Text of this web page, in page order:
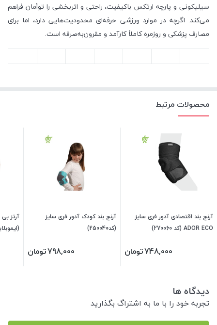
سیلیکونی و پارچه ارتکس باکیفیت، راحتی و اثربخشی را توأمان فراهم
می‌کند. اگرچه در موارد ورزشی حرفه‌ای محدودیت‌هایی دارد، اما برای
مصارف پزشکی و روزمره کاملاً کارآمد و مقرون‌به‌صرفه است.
محصولات مرتبط
آرنج بند اقتصادی آدور فری سایز
ADOR ECO (کد 270060)
748,000تومان
آرنج بند کودک آدور فری سایز
(کد250040)
798,000تومان
آرتز
دیدگاه ها
تجربه خود را با ما به اشتراگ بگذارید